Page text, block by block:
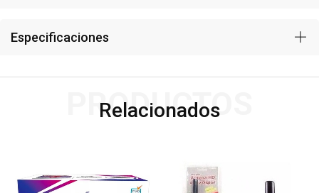
Especificaciones
Relacionados
PRODUCTOS